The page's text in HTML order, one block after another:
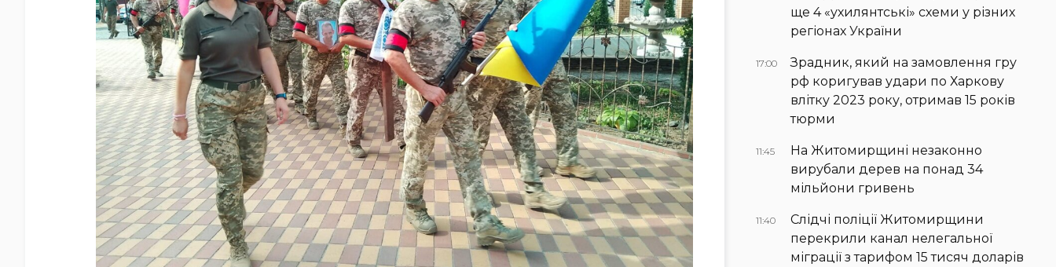
ще 4 «ухилянтські» схеми у різних
регіонах України
17:00
Зрадник, який на замовлення гру
рф коригував удари по Харкову
влітку 2023 року, отримав 15 років
тюрми
11:45
На Житомирщині незаконно
вирубали дерев на понад 34
мільйони гривень
11:40
Слідчі поліції Житомирщини
перекрили канал нелегальної
міграції з тарифом 15 тисяч доларів